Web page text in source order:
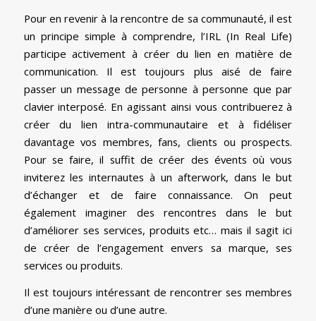
Pour en revenir à la rencontre de sa communauté, il est
un principe simple à comprendre, l’IRL (In Real Life)
participe activement à créer du lien en matière de
communication. Il est toujours plus aisé de faire
passer un message de personne à personne que par
clavier interposé. En agissant ainsi vous contribuerez à
créer du lien intra-communautaire et à fidéliser
davantage vos membres, fans, clients ou prospects.
Pour se faire, il suffit de créer des évents où vous
inviterez les internautes à un afterwork, dans le but
d’échanger et de faire connaissance. On peut
également imaginer des rencontres dans le but
d’améliorer ses services, produits etc… mais il sagit ici
de créer de l’engagement envers sa marque, ses
services ou produits.
Il est toujours intéressant de rencontrer ses membres
d’une manière ou d’une autre.